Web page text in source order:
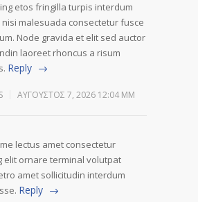
etos fringilla turpis interdum
malesuada consectetur fusce
Node gravida et elit sed auctor
laoreet rhoncus a risum
Reply
ΑΎΓΟΥΣΤΟΣ 7, 2026 12:04 ΜΜ
lectus amet consectetur
elit ornare terminal volutpat
amet sollicitudin interdum
Reply